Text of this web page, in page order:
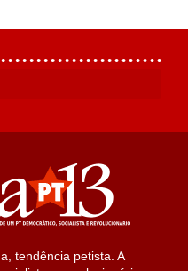
tendência petista. A